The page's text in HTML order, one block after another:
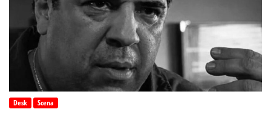
Desk Scena